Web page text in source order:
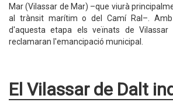
Mar (Vilassar de Mar) –que viurà
al trànsit marítim o del Camí Ral–.
d'aquesta etapa els veïnats de
reclamaran l'emancipació municipal.
El Vilassar de Dalt